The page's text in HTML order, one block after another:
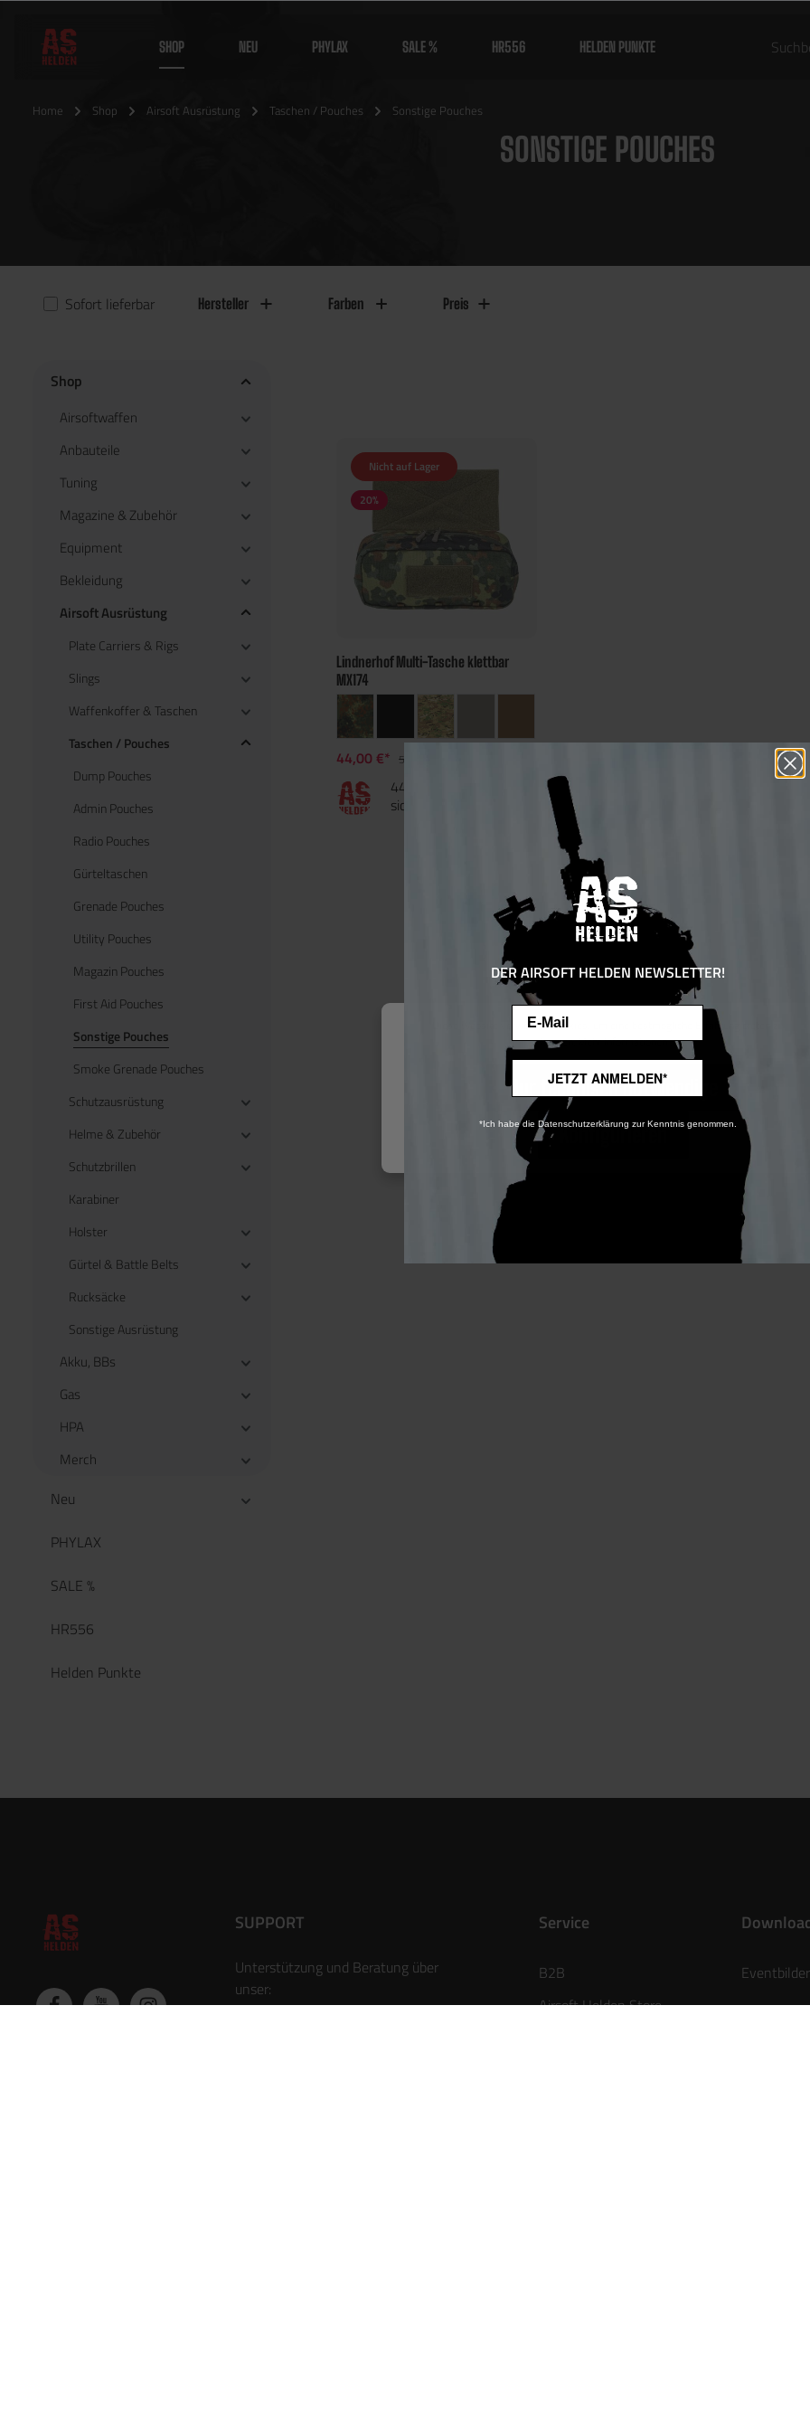
SHOP NEU PHYLAX SALE % HR556 HELDEN PUNKTE
Home Shop Airsoft Ausrüstung Taschen / Pouches Sonstige Pouches
SONSTIGE POUCHES
Sofort lieferbar Hersteller Farben Preis
Shop
Airsoftwaffen
Anbauteile
Tuning
Magazine & Zubehör
Equipment
Bekleidung
Airsoft Ausrüstung
Plate Carriers & Rigs
Slings
Waffenkoffer & Taschen
Taschen / Pouches
Dump Pouches
Admin Pouches
Radio Pouches
Gürteltaschen
Grenade Pouches
Utility Pouches
Magazin Pouches
First Aid Pouches
Sonstige Pouches
Smoke Grenade Pouches
Schutzausrüstung
Helme & Zubehör
Schutzbrillen
Karabiner
Holster
Gürtel & Battle Belts
Rucksäcke
Sonstige Ausrüstung
Akku, BBs
Gas
HPA
Merch
Neu
PHYLAX
SALE %
HR556
Helden Punkte
Nicht auf Lager
20%
Lindnerhof Multi-Tasche klettbar
MX174
44,00 €* 55,00 €*
44 Bonus Punkte
sichern
SUPPORT
Unterstützung und Beratung über
unser:
Service
B2B
Airsoft Helden Store
Eventbilder
Diese Website verwendet Cookies, um eine bestmögliche Erfahrung bieten zu
können.Mehr Informationen ...
Nur technisch notwendige
Konfigurieren
DER AIRSOFT HELDEN NEWSLETTER!
JETZT ANMELDEN*
*Ich habe die Datenschutzerklärung zur Kenntnis genommen.